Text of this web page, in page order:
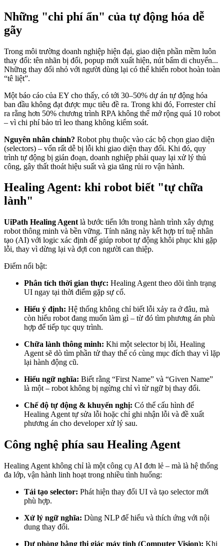
Những "chi phí ẩn" của tự động hóa dễ
gãy
Trong môi trường doanh nghiệp hiện đại, giao diện phần mềm luôn
thay đổi: tên nhãn bị đổi, popup mới xuất hiện, nút bấm di chuyển...
Những thay đổi nhỏ với người dùng lại có thể khiến robot hoàn toàn
“tê liệt”.
Một báo cáo của EY cho thấy, có tới 30–50% dự án tự động hóa
ban đầu không đạt được mục tiêu đề ra. Trong khi đó, Forrester chỉ
ra rằng hơn 50% chương trình RPA không thể mở rộng quá 10 robot
– vì chi phí bảo trì leo thang không kiểm soát.
Nguyên nhân chính? Robot phụ thuộc vào các bộ chọn giao diện
(selectors) – vốn rất dễ bị lỗi khi giao diện thay đổi. Khi đó, quy
trình tự động bị gián đoạn, doanh nghiệp phải quay lại xử lý thủ
công, gây thất thoát hiệu suất và gia tăng rủi ro vận hành.
Healing Agent: khi robot biết "tự chữa
lành"
UiPath Healing Agent là bước tiến lớn trong hành trình xây dựng
robot thông minh và bền vững. Tính năng này kết hợp trí tuệ nhân
tạo (AI) với logic xác định để giúp robot tự động khôi phục khi gặp
lỗi, thay vì dừng lại và đợi con người can thiệp.
Điểm nổi bật:
Phân tích thời gian thực: Healing Agent theo dõi tình trạng
UI ngay tại thời điểm gặp sự cố.
Hiểu ý định: Hệ thống không chỉ biết lỗi xảy ra ở đâu, mà
còn hiểu robot đang muốn làm gì – từ đó tìm phương án phù
hợp để tiếp tục quy trình.
Chữa lành thông minh: Khi một selector bị lỗi, Healing
Agent sẽ dò tìm phần tử thay thế có cùng mục đích thay vì lặp
lại hành động cũ.
Hiểu ngữ nghĩa: Biết rằng “First Name” và “Given Name”
là một – robot không bị ngừng chỉ vì từ ngữ bị thay đổi.
Chế độ tự động & khuyến nghị: Có thể cấu hình để
Healing Agent tự sửa lỗi hoặc chỉ ghi nhận lỗi và đề xuất
phương án cho developer xử lý sau.
Công nghệ phía sau Healing Agent
Healing Agent không chỉ là một công cụ AI đơn lẻ – mà là hệ thống
đa lớp, vận hành linh hoạt trong nhiều tình huống:
Tái tạo selector: Phát hiện thay đổi UI và tạo selector mới
phù hợp.
Xử lý ngữ nghĩa: Dùng NLP để hiểu và thích ứng với nội
dung thay đổi.
Dự phòng bằng thị giác máy tính (Computer Vision): Khi